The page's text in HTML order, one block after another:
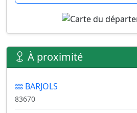
À proximité
BARJOLS
83670